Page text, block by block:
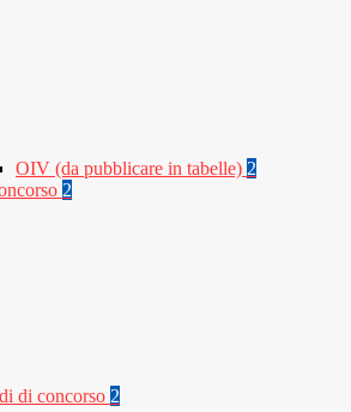
OIV (da pubblicare in tabelle) 2
2
di concorso 2